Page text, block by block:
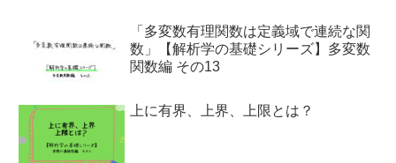
「多変数有理関数は定義域で連続な関
数」【解析学の基礎シリーズ】多変数
関数編 その13
上に有界、上界、上限とは？